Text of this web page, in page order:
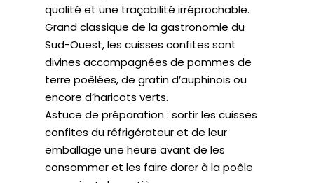
qualité et une traçabilité irréprochable.
Grand classique de la gastronomie du
Sud-Ouest, les cuisses confites sont
divines accompagnées de pommes de
terre poêlées, de gratin d’auphinois ou
encore d’haricots verts.
Astuce de préparation : sortir les cuisses
confites du réfrigérateur et de leur
emballage une heure avant de les
consommer et les faire dorer à la poêle